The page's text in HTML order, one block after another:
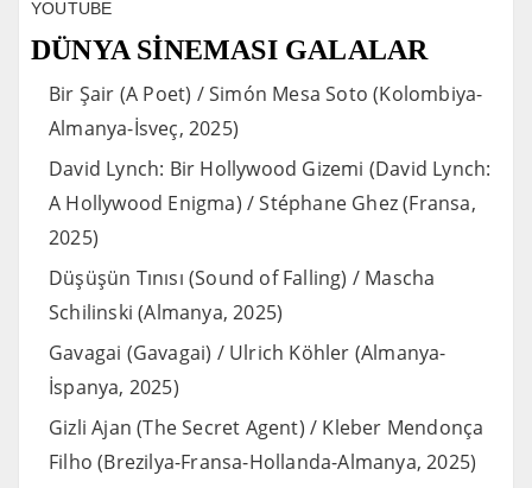
YOUTUBE
DÜNYA SİNEMASI GALALAR
Bir Şair (A Poet) / Simón Mesa Soto (Kolombiya-
Almanya-İsveç, 2025)
David Lynch: Bir Hollywood Gizemi (David Lynch:
A Hollywood Enigma) / Stéphane Ghez (Fransa,
2025)
Düşüşün Tınısı (Sound of Falling) / Mascha
Schilinski (Almanya, 2025)
Gavagai (Gavagai) / Ulrich Köhler (Almanya-
İspanya, 2025)
Gizli Ajan (The Secret Agent) / Kleber Mendonça
Filho (Brezilya-Fransa-Hollanda-Almanya, 2025)